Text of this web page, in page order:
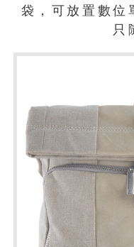
袋，可放置數位
只